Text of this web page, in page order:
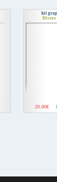
kit
Divers
20.00€